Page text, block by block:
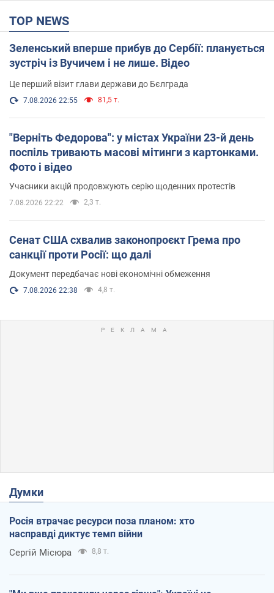
TOP NEWS
Зеленський вперше прибув до Сербії: планується
зустріч із Вучичем і не лише. Відео
Це перший візит глави держави до Бєлграда
7.08.2026 22:55 81,5 т.
"Верніть Федорова": у містах України 23-й день
поспіль тривають масові мітинги з картонками.
Фото і відео
Учасники акцій продовжують серію щоденних протестів
7.08.2026 22:22 2,3 т.
Сенат США схвалив законопроєкт Грема про
санкції проти Росії: що далі
Документ передбачає нові економічні обмеження
7.08.2026 22:38 4,8 т.
Думки
Росія втрачає ресурси поза планом: хто
насправді диктує темп війни
Сергій Місюра 8,8 т.